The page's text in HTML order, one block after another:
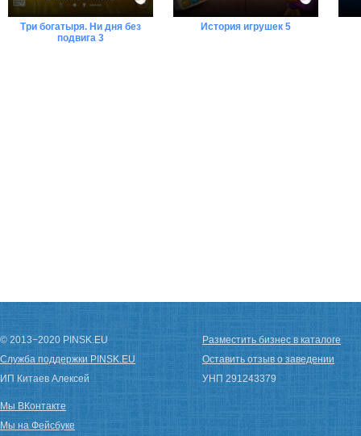
Напомнить...
Три богатыря. Ни дня без
подвига 3
Напомнить...
История игрушек 5
© 2013−2020 PINSK.EU
Служба поддержки PINSK.EU
ИП Китаев Алексей
Разместить бизнес в каталоге
Оставить отзыв о заведении
УНП 291243379
Мы ВКонтакте
Мы на Фейсбуке